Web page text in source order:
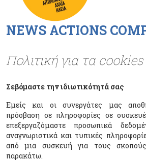
NEWS ACTIONS
Πολιτική για τα cookies
Σεβόμαστε την ιδιωτικότητά σας
Εμείς και οι συνεργάτες μας
πρόσβαση σε πληροφορίες σε
επεξεργαζόμαστε προσωπικά
αναγνωριστικά και τυπικές
από μια συσκευή για τους
παρακάτω.